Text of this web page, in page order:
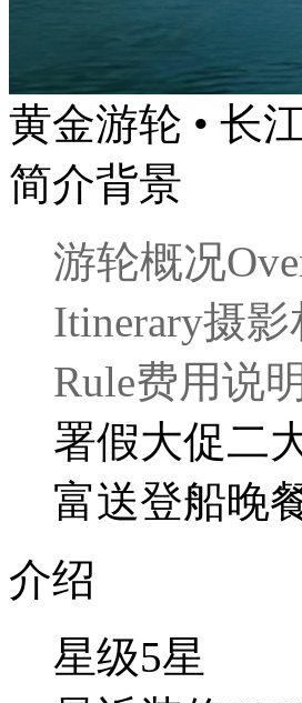
黄金游轮 • 长
简介背景
游轮概况
Itinerary摄影
Rule费用说明
署假大促二
富送登船晚
介绍
星级5星